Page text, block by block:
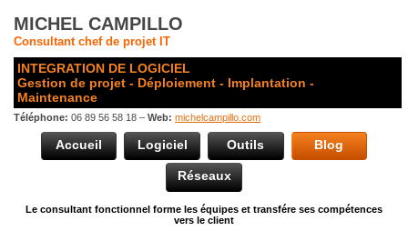
MICHEL CAMPILLO
Consultant chef de projet IT
INTEGRATION DE LOGICIEL
Gestion de projet - Déploiement - Implantation -
Maintenance
Téléphone: 06 89 56 58 18 –Web: michelcampillo.com
Accueil Logiciel Outils Blog
Réseaux
Le consultant fonctionnel forme les équipes et transfére ses compétences
vers le client